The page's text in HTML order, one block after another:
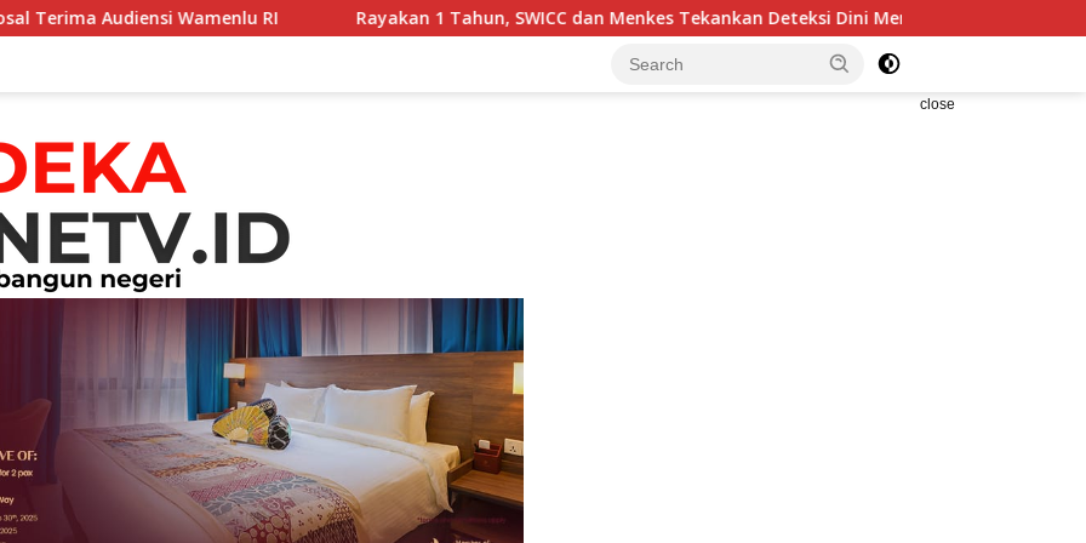
Wamenlu RI Rayakan 1 Tahun, SWICC dan Menkes Tekankan Deteksi Dini Membantu Penanganan Kanker Jadi
close